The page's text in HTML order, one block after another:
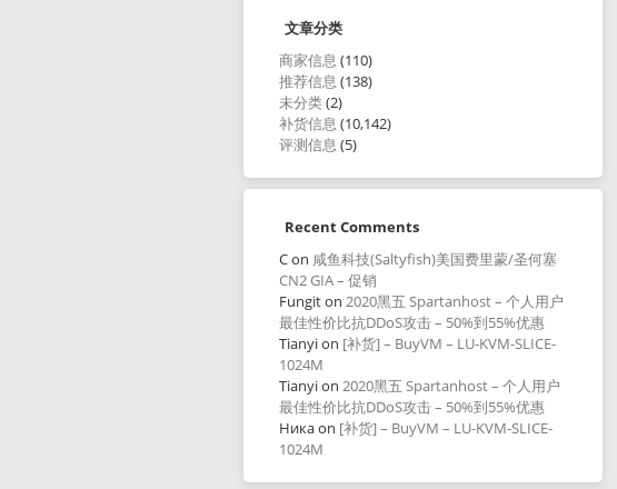
文章分类
商家信息 (110)
推荐信息 (138)
未分类(2)
补货信息 (10,142)
评测信息 (5)
Recent Comments
Con 咸鱼科技(Saltyfish)美国费里蒙/圣何塞
CN2 GIA – 促销
Fungiton2020黑五 Spartanhost – 个人用户
最佳性价比抗DDoS攻击 – 50%到55%优惠
Tianyion [补货] – BuyVM – LU-KVM-SLICE-
1024M
Tianyion2020黑五 Spartanhost – 个人用户
最佳性价比抗DDoS攻击 – 50%到55%优惠
Никаon [补货] – BuyVM – LU-KVM-SLICE-
1024M